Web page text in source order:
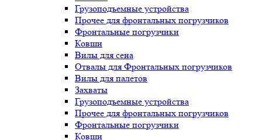
Грузоподъемные устройства
Прочее для фронтальных погрузчиков
Фронтальные погрузчики
Ковши
Вилы для сена
Отвалы для Фронтальных погрузчиков
Вилы для палетов
Захваты
Грузоподъемные устройства
Прочее для фронтальных погрузчиков
Фронтальные погрузчики
Ковши